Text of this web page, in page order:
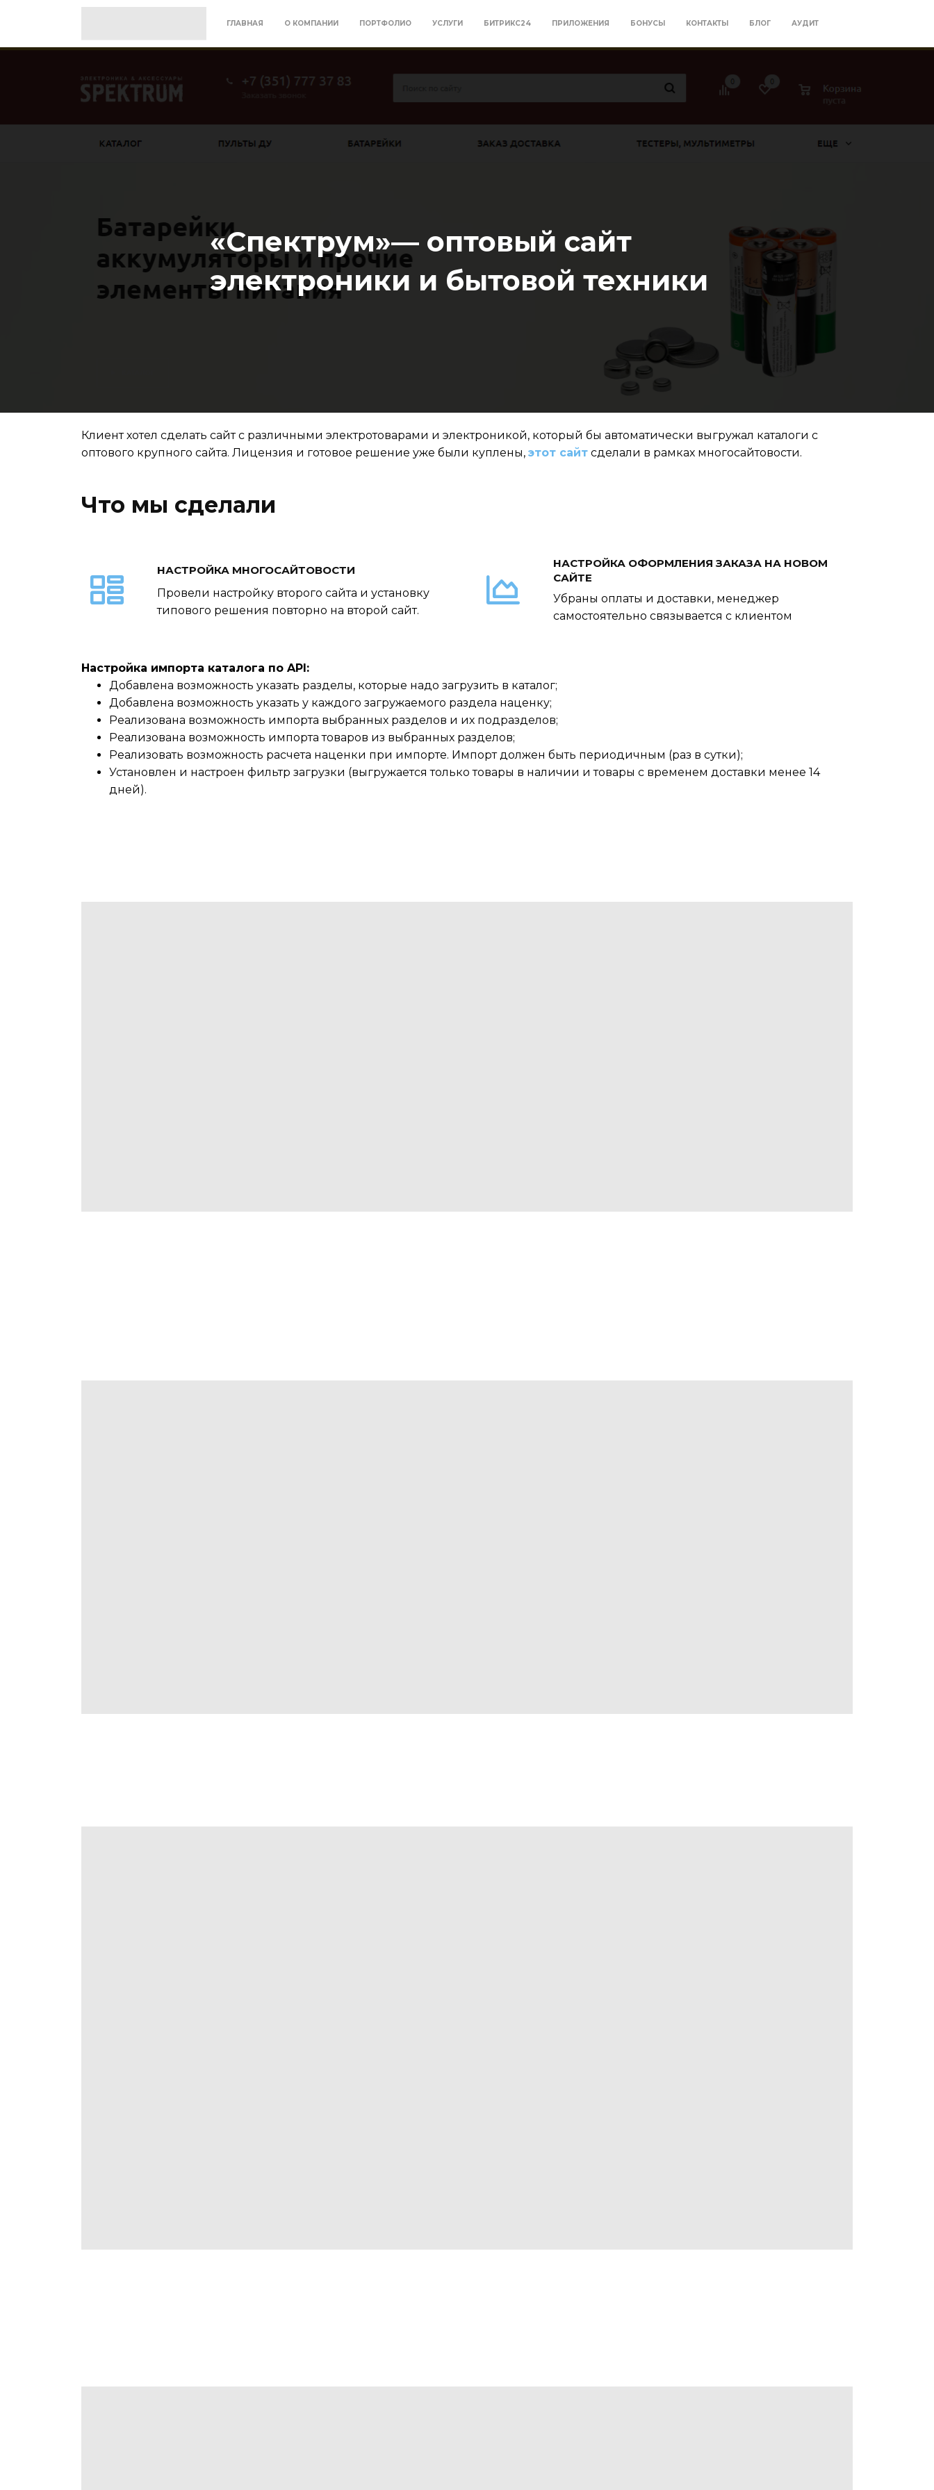
ГЛАВНАЯ О КОМПАНИИ ПОРТФОЛИО УСЛУГИ БИТРИКС24 ПРИЛОЖЕНИЯ БОНУСЫ КОНТАКТЫ БЛОГ АУДИТ
«Спектрум»— оптовый сайт
электроники и бытовой техники
Клиент хотел сделать сайт с различными электротоварами и электроникой, который бы автоматически выгружал каталоги с
оптового крупного сайта. Лицензия и готовое решение уже были куплены, этот сайт сделали в рамках многосайтовости.
Что мы сделали
НАСТРОЙКА МНОГОСАЙТОВОСТИ
Провели настройку второго сайта и установку
типового решения повторно на второй сайт.
НАСТРОЙКА ОФОРМЛЕНИЯ ЗАКАЗА НА НОВОМ
САЙТЕ
Убраны оплаты и доставки, менеджер
самостоятельно связывается с клиентом
Настройка импорта каталога по API:
Добавлена возможность указать разделы, которые надо загрузить в каталог;
Добавлена возможность указать у каждого загружаемого раздела наценку;
Реализована возможность импорта выбранных разделов и их подразделов;
Реализована возможность импорта товаров из выбранных разделов;
Реализовать возможность расчета наценки при импорте. Импорт должен быть периодичным (раз в сутки);
Установлен и настроен фильтр загрузки (выгружается только товары в наличии и товары с временем доставки менее 14
дней).